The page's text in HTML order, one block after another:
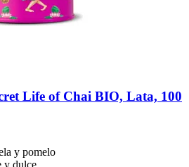
Life of Chai BIO, Lata, 100
y pomelo
y dulce